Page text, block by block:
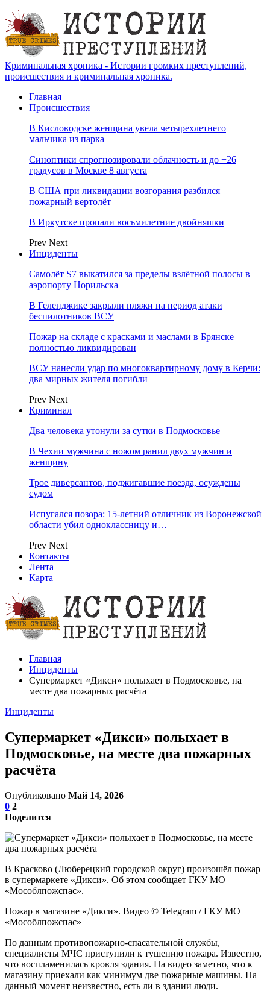
Криминальная хроника - Истории громких преступлений,
происшествия и криминальная хроника.
Главная
Происшествия
В Кисловодске женщина увела четырехлетнего
мальчика из парка
Синоптики спрогнозировали облачность и до +26
градусов в Москве 8 августа
В США при ликвидации возгорания разбился
пожарный вертолёт
В Иркутске пропали восьмилетние двойняшки
Prev Next
Инциденты
Самолёт S7 выкатился за пределы взлётной полосы в
аэропорту Норильска
В Геленджике закрыли пляжи на период атаки
беспилотников ВСУ
Пожар на складе с красками и маслами в Брянске
полностью ликвидирован
ВСУ нанесли удар по многоквартирному дому в Керчи:
два мирных жителя погибли
Prev Next
Криминал
Два человека утонули за сутки в Подмосковье
В Чехии мужчина с ножом ранил двух мужчин и
женщину
Трое диверсантов, поджигавшие поезда, осуждены
судом
Испугался позора: 15-летний отличник из Воронежской
области убил одноклассницу и…
Prev Next
Контакты
Лента
Карта
Главная
Инциденты
Супермаркет «Дикси» полыхает в Подмосковье, на
месте два пожарных расчёта
Инциденты
Супермаркет «Дикси» полыхает в
Подмосковье, на месте два пожарных
расчёта
Опубликовано Май 14, 2026
0 2
Поделится
В Красково (Люберецкий городской округ) произошёл пожар
в супермаркете «Дикси». Об этом сообщает ГКУ МО
«Мособлпожспас».
Пожар в магазине «Дикси». Видео © Telegram / ГКУ МО
«Мособлпожспас»
По данным противопожарно-спасательной службы,
специалисты МЧС приступили к тушению пожара. Известно,
что воспламенилась кровля здания. На видео заметно, что к
магазину приехали как минимум две пожарные машины. На
данный момент неизвестно, есть ли в здании люди.